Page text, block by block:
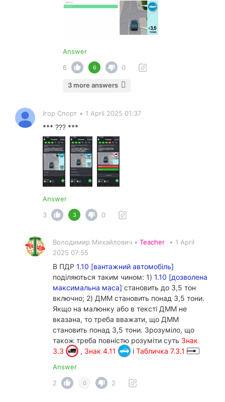
Answer
6
6 0
3 more answers
Ігор Спорт • 1 April 2025 01:37
*** ??? ***
Answer
3
3 0
Володимир Михайлович • Teacher • 1 April
2025 07:55
В ПДР 1.10 [вантажний автомобіль]
поділяються таким чином: 1) 1.10 [дозволена
максимальна маса] становить до 3,5 тон
включно; 2) ДММ становить понад 3,5 тони.
Якщо на малюнку або в тексті ДММ не
вказана, то треба вважати, що ДММ
становить понад 3,5 тони. Зрозуміло, що
також треба повністю розуміти суть Знак
3.3
, Знак 4.11 і Табличка 7.3.1
Answer
2
0 2